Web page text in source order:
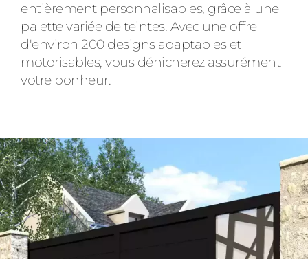
entièrement personnalisables, grâce à une
palette variée de teintes. Avec une offre
d'environ 200 designs adaptables et
motorisables, vous dénicherez assurément
votre bonheur.